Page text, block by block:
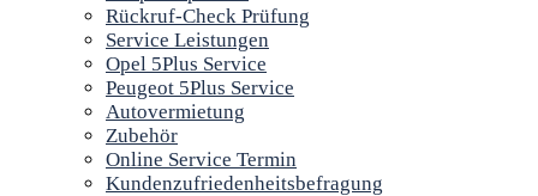
Rückruf-Check Prüfung
Service Leistungen
Opel 5Plus Service
Peugeot 5Plus Service
Autovermietung
Zubehör
Online Service Termin
Kundenzufriedenheitsbefragung